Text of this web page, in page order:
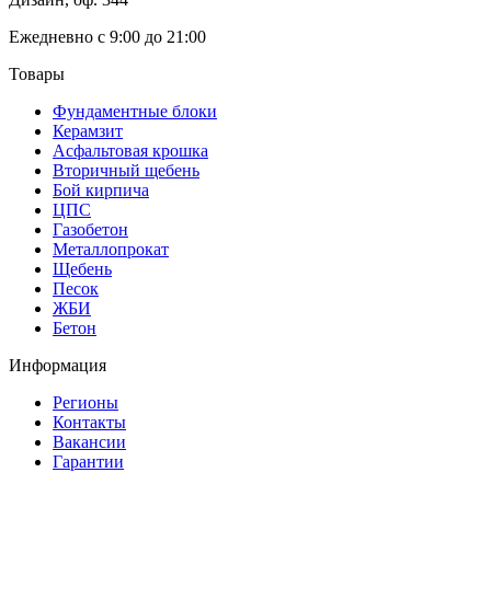
Ежедневно с 9:00 до 21:00
Товары
Фундаментные блоки
Керамзит
Асфальтовая крошка
Вторичный щебень
Бой кирпича
ЦПС
Газобетон
Металлопрокат
Щебень
Песок
ЖБИ
Бетон
Информация
Регионы
Контакты
Вакансии
Гарантии